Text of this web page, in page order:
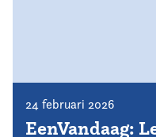
24 februari 2026
EenVandaag: